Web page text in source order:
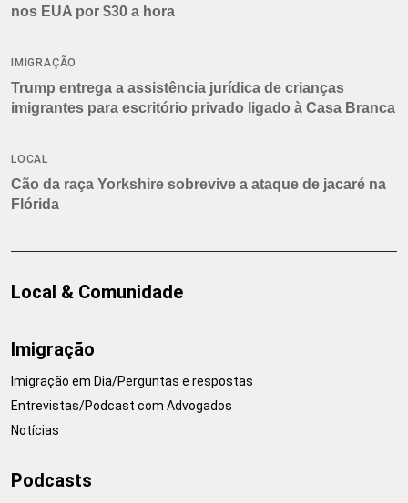
nos EUA por $30 a hora
IMIGRAÇÃO
Trump entrega a assistência jurídica de crianças
imigrantes para escritório privado ligado à Casa Branca
LOCAL
Cão da raça Yorkshire sobrevive a ataque de jacaré na
Flórida
Local & Comunidade
Imigração
Imigração em Dia/Perguntas e respostas
Entrevistas/Podcast com Advogados
Notícias
Podcasts